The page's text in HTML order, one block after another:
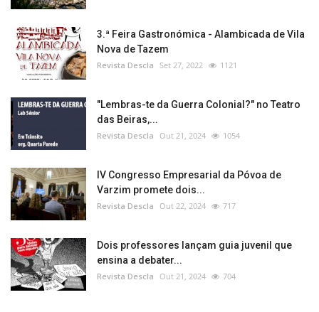
3.ª Feira Gastronómica - Alambicada de Vila
Nova de Tazem
Revista Descla Set 27, 2022 1121
"Lembras-te da Guerra Colonial?" no Teatro
das Beiras,...
Revista Descla Out 21, 2024 1054
IV Congresso Empresarial da Póvoa de
Varzim promete dois...
Revista Descla Out 22, 2024 717
Dois professores lançam guia juvenil que
ensina a debater...
Revista Descla Out 21, 2024 704